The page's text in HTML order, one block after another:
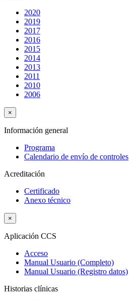
2020
2019
2017
2016
2015
2014
2013
2011
2010
2006
×
Información general
Programa
Calendario de envío de controles
Acreditación
Certificado
Anexo técnico
×
Aplicación CCS
Acceso
Manual Usuario (Completo)
Manual Usuario (Registro datos)
Historias clínicas